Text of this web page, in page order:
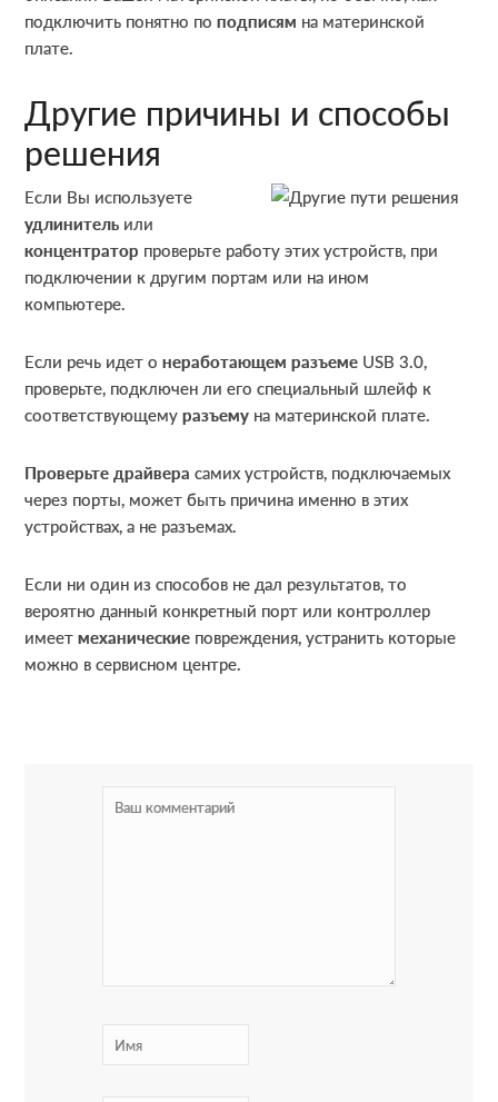
подключить понятно поподписям на материнской
плате.
Другие причины и способы
решения
Если Вы используете
удлинитель или
концентратор проверьте работу этих устройств, при
подключении к другим портам или на ином
компьютере.
Если речь идет онеработающем разъеме USB 3.0,
проверьте, подключен ли его специальный шлейф к
соответствующемуразъему на материнской плате.
Проверьте драйвера самих устройств, подключаемых
через порты, может быть причина именно в этих
устройствах, а не разъемах.
Если ни один из способов не дал результатов, то
вероятно данный конкретный порт или контроллер
имеетмеханические повреждения, устранить которые
можно в сервисном центре.